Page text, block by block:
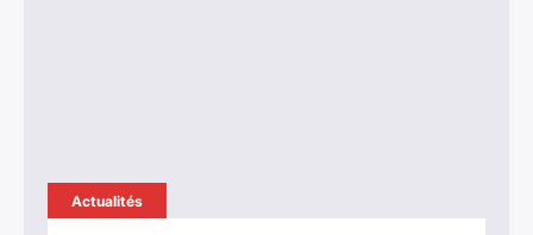
Actualités